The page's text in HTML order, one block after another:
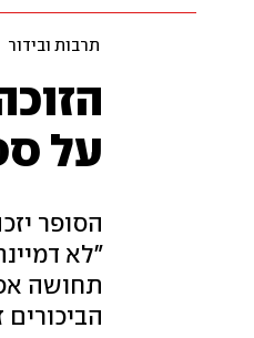
תרבות ובידור
על
תחושה